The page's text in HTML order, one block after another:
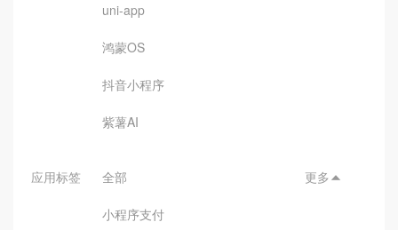
uni-app
鸿蒙OS
抖音小程序
紫薯AI
应用标签 全部
小程序支付
更多 